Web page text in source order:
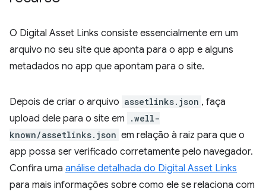
O Digital Asset Links consiste essencialmente em um
arquivo no seu site que aponta para o app e alguns
metadados no app que apontam para o site.
Depois de criar o arquivo assetlinks.json , faça
upload dele para o site em
.well-
known/assetlinks.json em relação à raiz para que o
app possa ser verificado corretamente pelo navegador.
Confira uma análise detalhada do Digital Asset Links
para mais informações sobre como ele se relaciona com